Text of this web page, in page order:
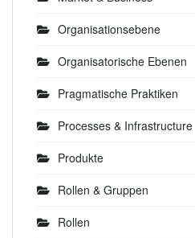
Organisationsebene
Organisatorische Ebenen
Pragmatische Praktiken
Processes & Infrastructure
Produkte
Rollen & Gruppen
Rollen